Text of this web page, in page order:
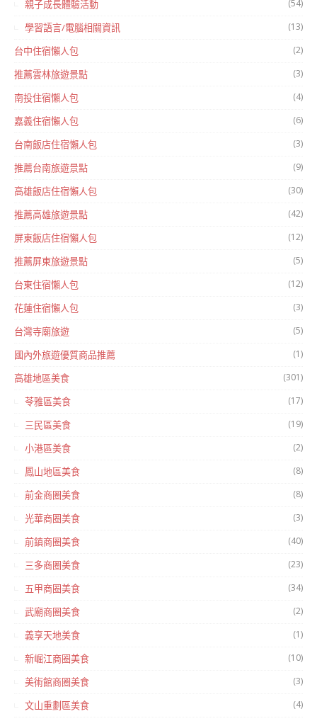
親子成長體驗活動 (54)
學習語言/電腦相關資訊 (13)
台中住宿懶人包 (2)
推薦雲林旅遊景點 (3)
南投住宿懶人包 (4)
嘉義住宿懶人包 (6)
台南飯店住宿懶人包 (3)
推薦台南旅遊景點 (9)
高雄飯店住宿懶人包 (30)
推薦高雄旅遊景點 (42)
屏東飯店住宿懶人包 (12)
推薦屏東旅遊景點 (5)
台東住宿懶人包 (12)
花蓮住宿懶人包 (3)
台灣寺廟旅遊 (5)
國內外旅遊優質商品推薦 (1)
高雄地區美食 (301)
苓雅區美食 (17)
三民區美食 (19)
小港區美食 (2)
鳳山地區美食 (8)
前金商圈美食 (8)
光華商圈美食 (3)
前鎮商圈美食 (40)
三多商圈美食 (23)
五甲商圈美食 (34)
武廟商圈美食 (2)
義享天地美食 (1)
新崛江商圈美食 (10)
美術館商圈美食 (3)
文山重劃區美食 (4)